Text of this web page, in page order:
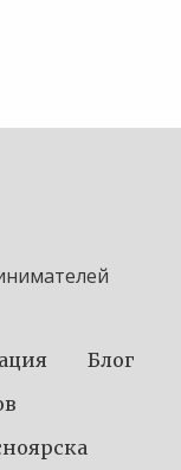
Блог